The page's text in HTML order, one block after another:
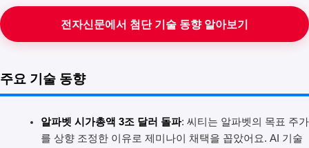
전자신문에서 첨단 기술 동향 알아보기
주요 기술 동향
알파벳 시가총액 3조 달러 돌파: 씨티는 알파벳의 목표 주가
를 상향 조정한 이유로 제미나이 채택을 꼽았어요. AI 기술